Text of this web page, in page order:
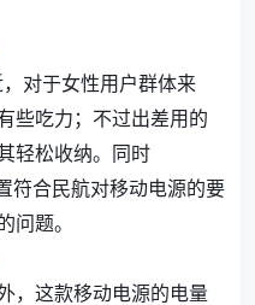
对于女性用户群体来
些吃力；不过出差用的
轻松收纳。同时
符合民航对移动电源的要
问题。
，这款移动电源的电量